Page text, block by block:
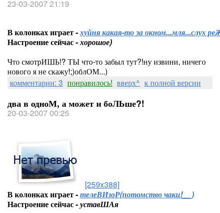
23-03-2007 21:19
В колонках играет -хуйня какая-то за окном...мля...слух
Настроение сейчас -хорошое)
Что смотрИШЬ!? ТЫ что-то забыл тут?!ну извини, ничего
нового я не скажу!;)облОМ...)
комментарии: 3 понравилось! вверх^ к полной версии
два в одноМ, а может и боЛЬше?!
20-03-2007 00:25
[259x388]
В колонках играет -телеВИзоР(потомство чаки!__)
Настроение сейчас -уставШАя